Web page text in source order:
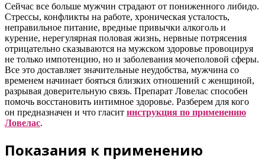
Сейчас все больше мужчин страдают от пониженного либидо.
Стрессы, конфликты на работе, хроническая усталость,
неправильное питание, вредные привычки алкоголь и
курение, нерегулярная половая жизнь, нервные потрясения
отрицательно сказываются на мужском здоровье провоцируя
не только импотенцию, но и заболевания мочеполовой сферы.
Все это доставляет значительные неудобства, мужчина со
временем начинает бояться близких отношений с женщиной,
разрывая доверительную связь. Препарат Ловелас способен
помочь восстановить интимное здоровье. Разберем для кого
он предназначен и что гласит инструкция по применению
Ловелас.
Показания к применению